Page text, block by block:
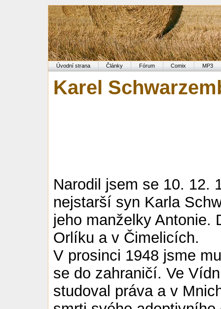
Úvodní strana Články Fórum Comix MP3
Karel
Narodil jsem se 10. 12.
nejstarší syn Karla
jeho manželky Antonie.
Orlíku a v Čimelicích.
V prosinci 1948 jsme
se do zahraničí. Ve
studoval práva a v